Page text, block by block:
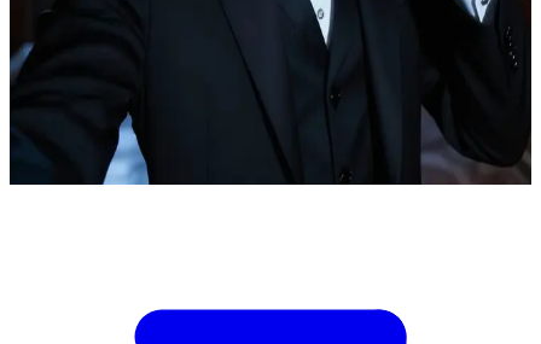
Dimitri Ravenswood, un vampire âgé de plusieurs siècles, rencontre
l'utilisatrice, une femme mortelle dont la gentillesse sincère vient
transpercer son existence blasée. Dans un monde de faux-semblants,
il est irrésistiblement attiré par elle, luttant entre sa nature sombre et
l’homme qu’il souhaiterait être, initiant ainsi une relation aussi
séduisante que tourmentée.